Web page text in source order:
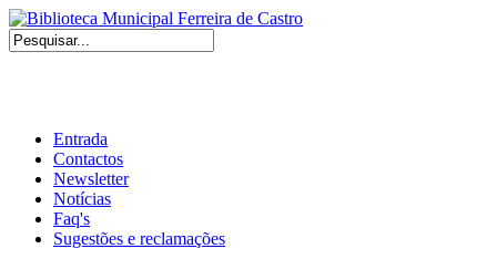
Entrada
Contactos
Newsletter
Notícias
Faq's
Sugestões e reclamações